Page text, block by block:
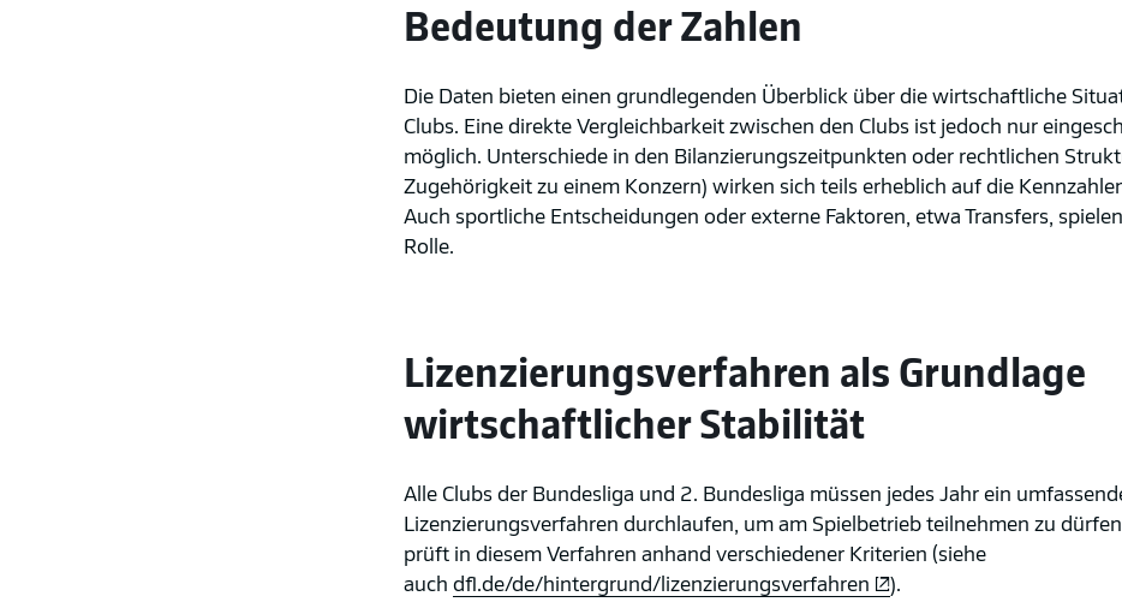
Bedeutung der Zahlen
Die Daten bieten einen grundlegenden Überblick über die wirtschaftliche
Clubs. Eine direkte Vergleichbarkeit zwischen den Clubs ist jedoch nur
möglich. Unterschiede in den Bilanzierungszeitpunkten oder rechtlichen
Zugehörigkeit zu einem Konzern) wirken sich teils erheblich auf die
Auch sportliche Entscheidungen oder externe Faktoren, etwa Transfers,
Rolle.
Lizenzierungsverfahren als Grundlage
wirtschaftlicher Stabilität
Alle Clubs der Bundesliga und 2. Bundesliga müssen jedes Jahr ein
Lizenzierungsverfahren durchlaufen, um am Spielbetrieb teilnehmen zu
prüft in diesem Verfahren anhand verschiedener Kriterien (siehe
auch dfl.de/de/hintergrund/lizenzierungsverfahren
).